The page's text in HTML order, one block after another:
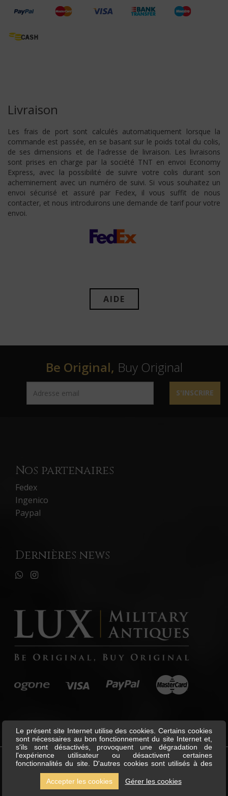
Livraison
Les frais de port sont calculés automatiquement lorsque la
commande est passée, en se basant sur le poids total du colis,
de ses dimensions et de l'adresse de livraison. Les livraisons
sont prises en charge par la société TNT en envoi Economy
Express, avec la possibilité de suivre votre colis durant son
acheminement avec un numéro de suivi. Si vous souhaitez un
envoi sécurisé et assuré par Fedex, il vous suffit de nous
contacter, et nous introduirons une demande de tarif pour votre
envoi.
AIDE
Be Original, Buy Original
S'INSCRIRE
Nos partenaires
Fedex
Ingenico
Paypal
Dernières news
Lux Military Antiques
Reserved.
Le présent site Internet utilise des cookies. Certains cookies
sont nécessaires au bon fonctionnement du site Internet et,
s'ils sont désactivés, provoquent une dégradation de
l'expérience utilisateur ou désactivent certaines
fonctionnalités du site. D'autres cookies sont utilisés à des
fins d'analyse ou de marketing. Les cookies nous permettent
de personnaliser le contenu et les annonces, d'offrir des
fonctionnalités relatives aux médias sociaux et d'analyser
Accepter les cookies Gérer les cookies